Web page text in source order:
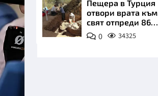
Пещера в Турция
отвори врата към
свят отпреди 86
000 години
0 34325